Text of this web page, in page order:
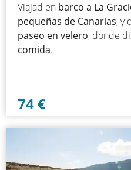
Viajad en barco a La
pequeñas de Canarias, y
paseo en velero, donde
comida.
74€